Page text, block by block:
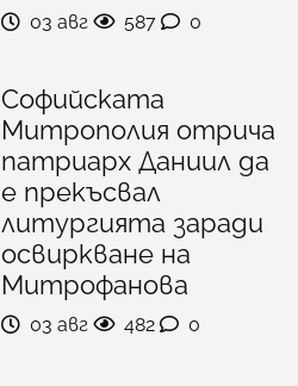
03 авг 587 0
Софийската
Митрополия отрича
патриарх Даниил да
е прекъсвал
литургията заради
освиркване на
Митрофанова
03 авг 482 0